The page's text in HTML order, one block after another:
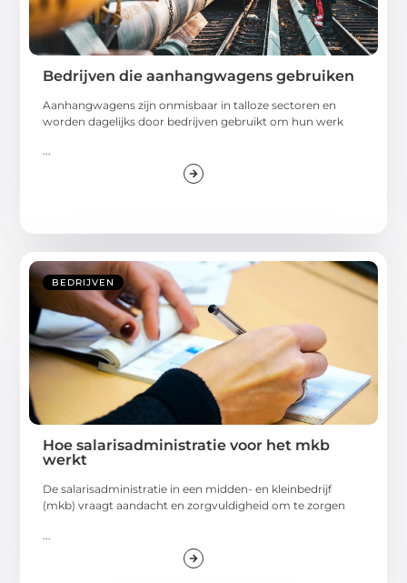
Bedrijven die aanhangwagens gebruiken
Aanhangwagens zijn onmisbaar in talloze sectoren en
worden dagelijks door bedrijven gebruikt om hun werk
...
BEDRIJVEN
Hoe salarisadministratie voor het mkb
werkt
De salarisadministratie in een midden- en kleinbedrijf
(mkb) vraagt aandacht en zorgvuldigheid om te zorgen